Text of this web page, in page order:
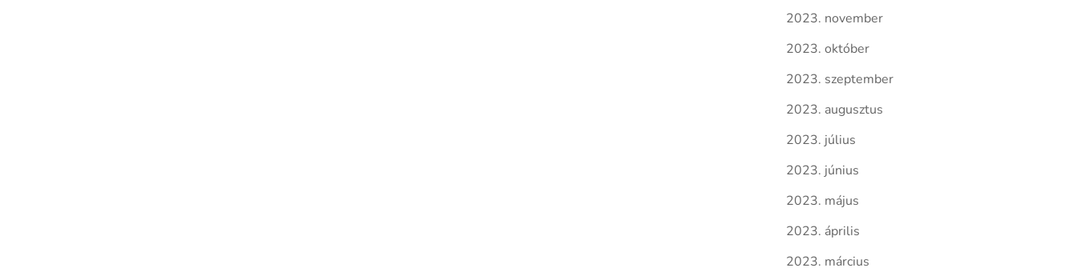
2023. november
2023. október
2023. szeptember
2023. augusztus
2023. július
2023. június
2023. május
2023. április
2023. március